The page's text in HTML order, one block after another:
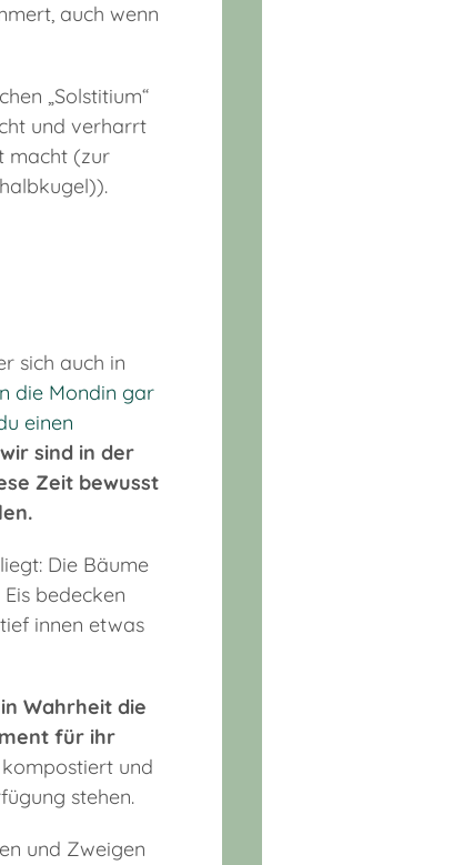
auch wenn
„Solstitium“
und verharrt
macht (zur
sich auch in
die Mondin gar
einen
sind in der
Zeit bewusst
Die Bäume
bedecken
innen etwas
Wahrheit die
für ihr
und
stehen.
und Zweigen